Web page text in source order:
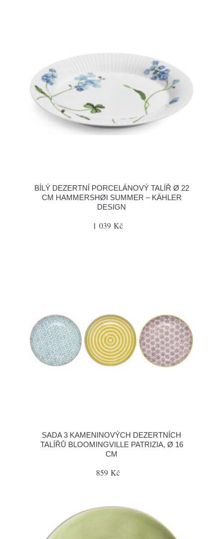
BÍLÝ DEZERTNÍ PORCELÁNOVÝ TALÍŘ Ø 22
CM HAMMERSHØI SUMMER – KÄHLER
DESIGN
1 039 Kč
SADA 3 KAMENINOVÝCH DEZERTNÍCH
TALÍŘŮ BLOOMINGVILLE PATRIZIA, Ø 16
CM
859 Kč